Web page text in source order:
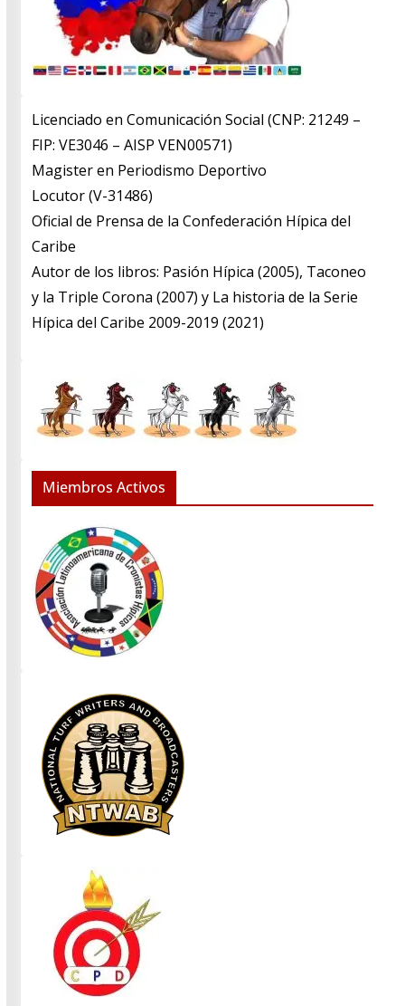
Licenciado en Comunicación Social (CNP: 21249 –
FIP: VE3046 – AISP VEN00571)
​Magister en Periodismo Deportivo
​Locutor (V-31486)
​Oficial de Prensa de la Confederación Hípica del
Caribe
​Autor de los libros: Pasión Hípica (2005), Taconeo
y la Triple Corona (2007) y La historia de la Serie
Hípica del Caribe 2009-2019 (2021)
Miembros Activos